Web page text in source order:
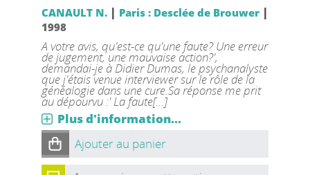
CANAULT N. | Paris : Desclée de Brouwer|
1998
A votre avis, qu'est-ce qu'une faute? Une erreur
de jugement, une mauvaise action?',
demandai-je à Didier Dumas, le psychanalyste
que j'étais venue interviewer sur le rôle de la
généalogie dans une cure.Sa réponse me prit
au dépourvu :' La faute[...]
Plus d'information...
Ajouter au panier